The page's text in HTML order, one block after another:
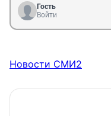
Гость
Войти
Новости СМИ2